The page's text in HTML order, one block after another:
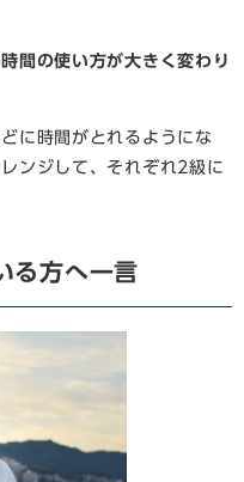
間の使い方が大きく変わり
に時間がとれるようにな
ンジして、それぞれ2級に
る方へ一言